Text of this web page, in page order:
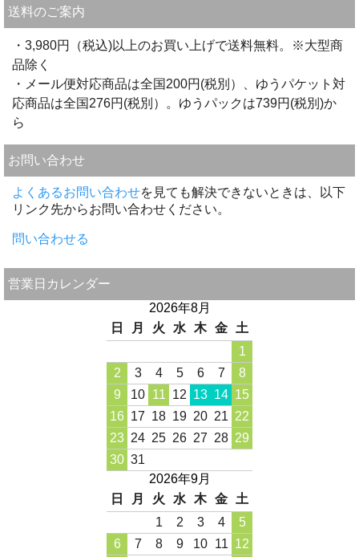
送料のご案内
・3,980円（税込)以上のお買い上げで送料無料。※大型商
品除く
・メール便対応商品は全国200円(税別）、ゆうパケット対
応商品は全国276円(税別）。ゆうパックは739円(税別)か
ら
お問い合わせ
よくあるお問い合わせを見ても解決できないときは、以下
リンク先からお問い合わせください。
問い合わせる
営業日カレンダー
2026年8月
日
月 火 水 木 金
土
1
2
3 4 5 6 7
8
9
10 11 12 13 14 15
16 17 18 19 20 21 22
23 24 25 26 27 28 29
30 31
2026年9月
日
月 火 水 木 金
土
1
2 3 4
5
6
7 8 9 10 11 12